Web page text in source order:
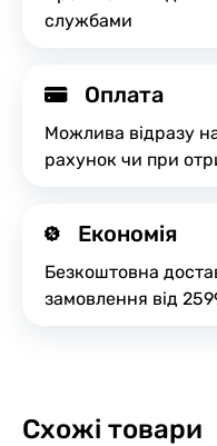
службами
Оплата
Можлива відразу
рахунок чи при
Економія
Безкоштовна
замовлення від
Схожі товари